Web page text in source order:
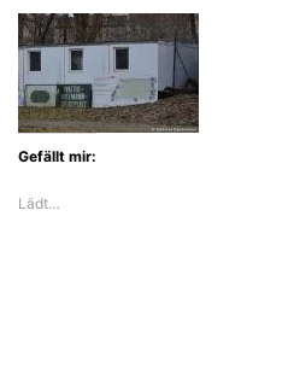
Gefällt mir:
Lädt…